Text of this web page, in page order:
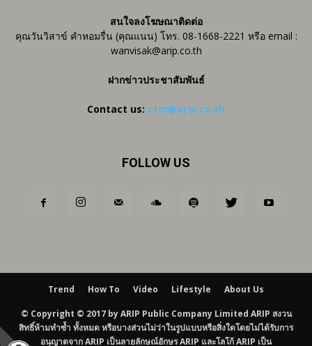
สนใจลงโฆษณาติดต่อ
คุณวันวิสาข์ คำหอมรื่น (คุณแนน) โทร. 08-1668-2221 หรือ email :
wanvisak@arip.co.th
ฝากข่าวประชาสัมพันธ์
Contact us: ctm@arip.co.th
FOLLOW US
Trend How To Video Lifestyle About Us
© Copyright © 2017 by ARIP Public Company Limited ARIP สงวน
สิทธิ์ห้ามทำซ้ำ ทั้งหมด หรือบางส่วนไม่ว่าในรูปแบบหรือสิ่งใดโดยไม่ได้รับการ
อนุญาตจาก ARIP เป็นลายลักษณ์อักษร ARIP และโลโก้ ARIP เป็น